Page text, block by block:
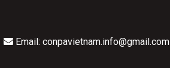
Email: conpavietnam.info@gmail.com